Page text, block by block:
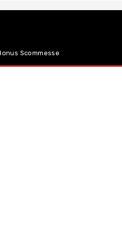
Scommesse